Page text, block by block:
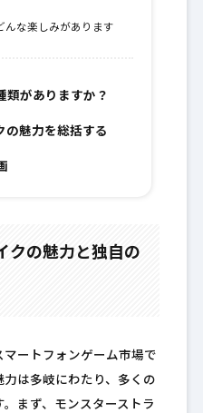
んな楽しみがあります
類がありますか？
の魅力を総括する
クの魅力と独自の
ートフォンゲーム市場で
は多岐にわたり、多くの
まず、モンスターストラ